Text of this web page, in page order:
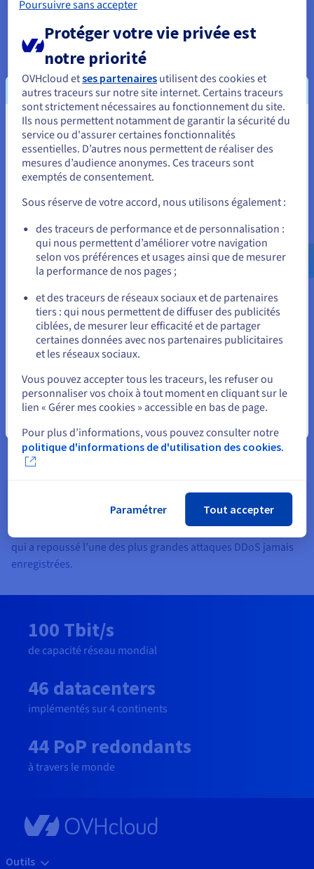
à migrer votre machine virtuelle existante depuis
votre site vers Hosted Private Cloud d’OVHcloud.
Visionner
À propos d’OVHcloud
Notre objectif est de fournir un cloud ouvert, réversible et
interopérable. Cette conviction bénéficie à nos 1,6 million de
clients dans 140 pays, alors que nous continuons à
développer notre présence mondiale dans 33 datacenters
avec la dernière génération de solutions web et de cloud
Nous avons créé un modèle d’entreprise intégré et durable
grâce auquel nous concevons des technologies de pointe
permettant d’assembler nos serveurs, hébergés dans nos
chaîne de valeur nous permet de proposer les meilleurs prix
du marché. De plus, grâce à la transparence de nos tarifs, nos
clients peuvent prévoir leurs coûts et n’ont pas de mauvaises
surprises au moment de la facturation.
Notre réseau mondial de fibre optique de 32 Tbit/s, réparti
anti-DDoS, est optimisé pour la stabilité, la redondance et la
disponibilité. Cela permet aux entreprises de nos clients de
fonctionner efficacement et en toute sécurité. C’est ce réseau
qui a repoussé l’une des plus grandes attaques DDoS jamais
enregistrées.
100 Tbit/s
de capacité réseau mondial
46 datacenters
implémentés sur 4 continents
44 PoP redondants
à travers le monde
Outils
Vous semblez être localisé en États-
Unis.
Pour commander, rendez-vous sur le site de votre pays (États-
Allez sur le site États-Unis
us.ovhcloud.com/
Anglais USD - $
ou
Rester sur le site actuel
Sélectionner un autre site web
Poursuivre sans accepter
Protéger votre vie privée est
notre priorité
OVHcloud etses partenaires utilisent des cookies et
autres traceurs sur notre site internet. Certains traceurs
sont strictement nécessaires au fonctionnement du site.
Ils nous permettent notamment de garantir la sécurité du
service ou d'assurer certaines fonctionnalités
essentielles. D’autres nous permettent de réaliser des
mesures d’audience anonymes. Ces traceurs sont
exemptés de consentement.
Sous réserve de votre accord, nous utilisons également :
des traceurs de performance et de personnalisation :
qui nous permettent d’améliorer votre navigation
selon vos préférences et usages ainsi que de mesurer
la performance de nos pages ;
et des traceurs de réseaux sociaux et de partenaires
tiers : qui nous permettent de diffuser des publicités
ciblées, de mesurer leur efficacité et de partager
certaines données avec nos partenaires publicitaires
et les réseaux sociaux.
Vous pouvez accepter tous les traceurs, les refuser ou
personnaliser vos choix à tout moment en cliquant sur le
lien « Gérer mes cookies » accessible en bas de page.
Pour plus d’informations, vous pouvez consulter notre
politique d'informations de d'utilisation des cookies.
Paramétrer Tout accepter